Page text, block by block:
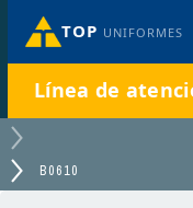
TOP UNIFORMES
Línea de
B0610